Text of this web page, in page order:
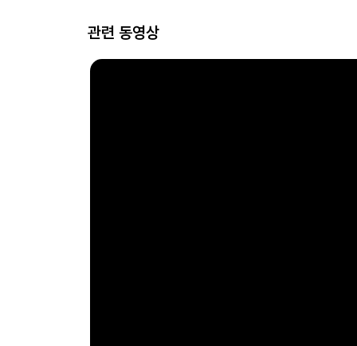
관련 동영상